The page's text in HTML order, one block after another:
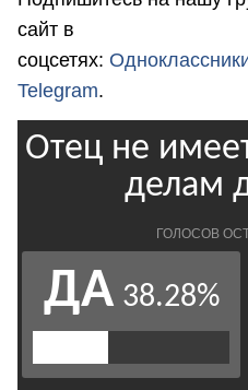
сайт в
соцсетях:
Telegram.